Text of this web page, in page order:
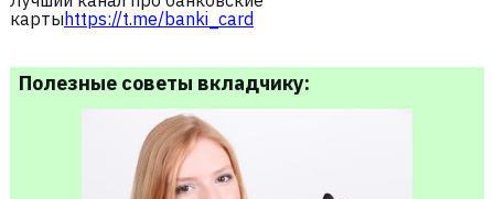
карты https://t.me/banki_card
Полезные советы вкладчику: